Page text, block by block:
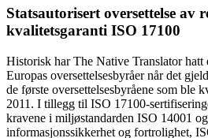
Statsautorisert oversettelse av
kvalitetsgaranti ISO 17100
Historisk har The Native Translator hatt
Europas oversettelsesbyråer når det
de første oversettelsesbyråene som ble
2011. I tillegg til ISO 17100-
kravene i miljøstandarden ISO 14001
informasjonssikkerhet og fortrolighet,